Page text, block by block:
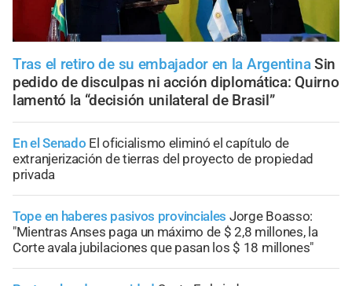
Tras el retiro de su embajador en la Argentina Sin
pedido de disculpas ni acción diplomática: Quirno
lamentó la “decisión unilateral de Brasil”
En el Senado El oficialismo eliminó el capítulo de
extranjerización de tierras del proyecto de propiedad
privada
Tope en haberes pasivos provinciales Jorge Boasso:
"Mientras Anses paga un máximo de $ 2,8 millones, la
Corte avala jubilaciones que pasan los $ 18 millones"